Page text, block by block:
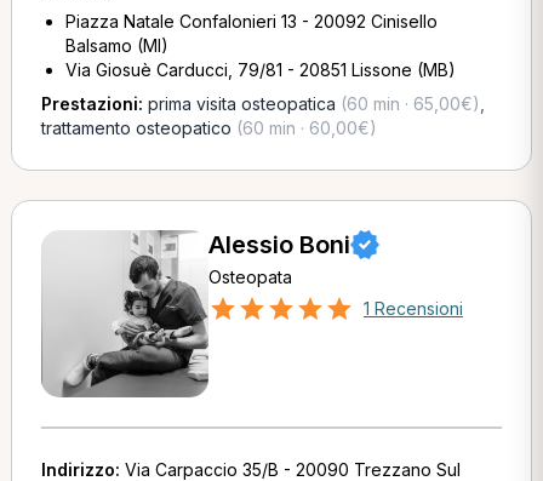
Piazza Natale Confalonieri 13 - 20092 Cinisello
Balsamo (MI)
Via Giosuè Carducci, 79/81 - 20851 Lissone (MB)
Prestazioni: prima visita osteopatica (60 min · 65,00€)
trattamento osteopatico (60 min · 60,00€)
Alessio Boni
Osteopata
1 Recensioni
Indirizzo: Via Carpaccio 35/B - 20090 Trezzano Sul